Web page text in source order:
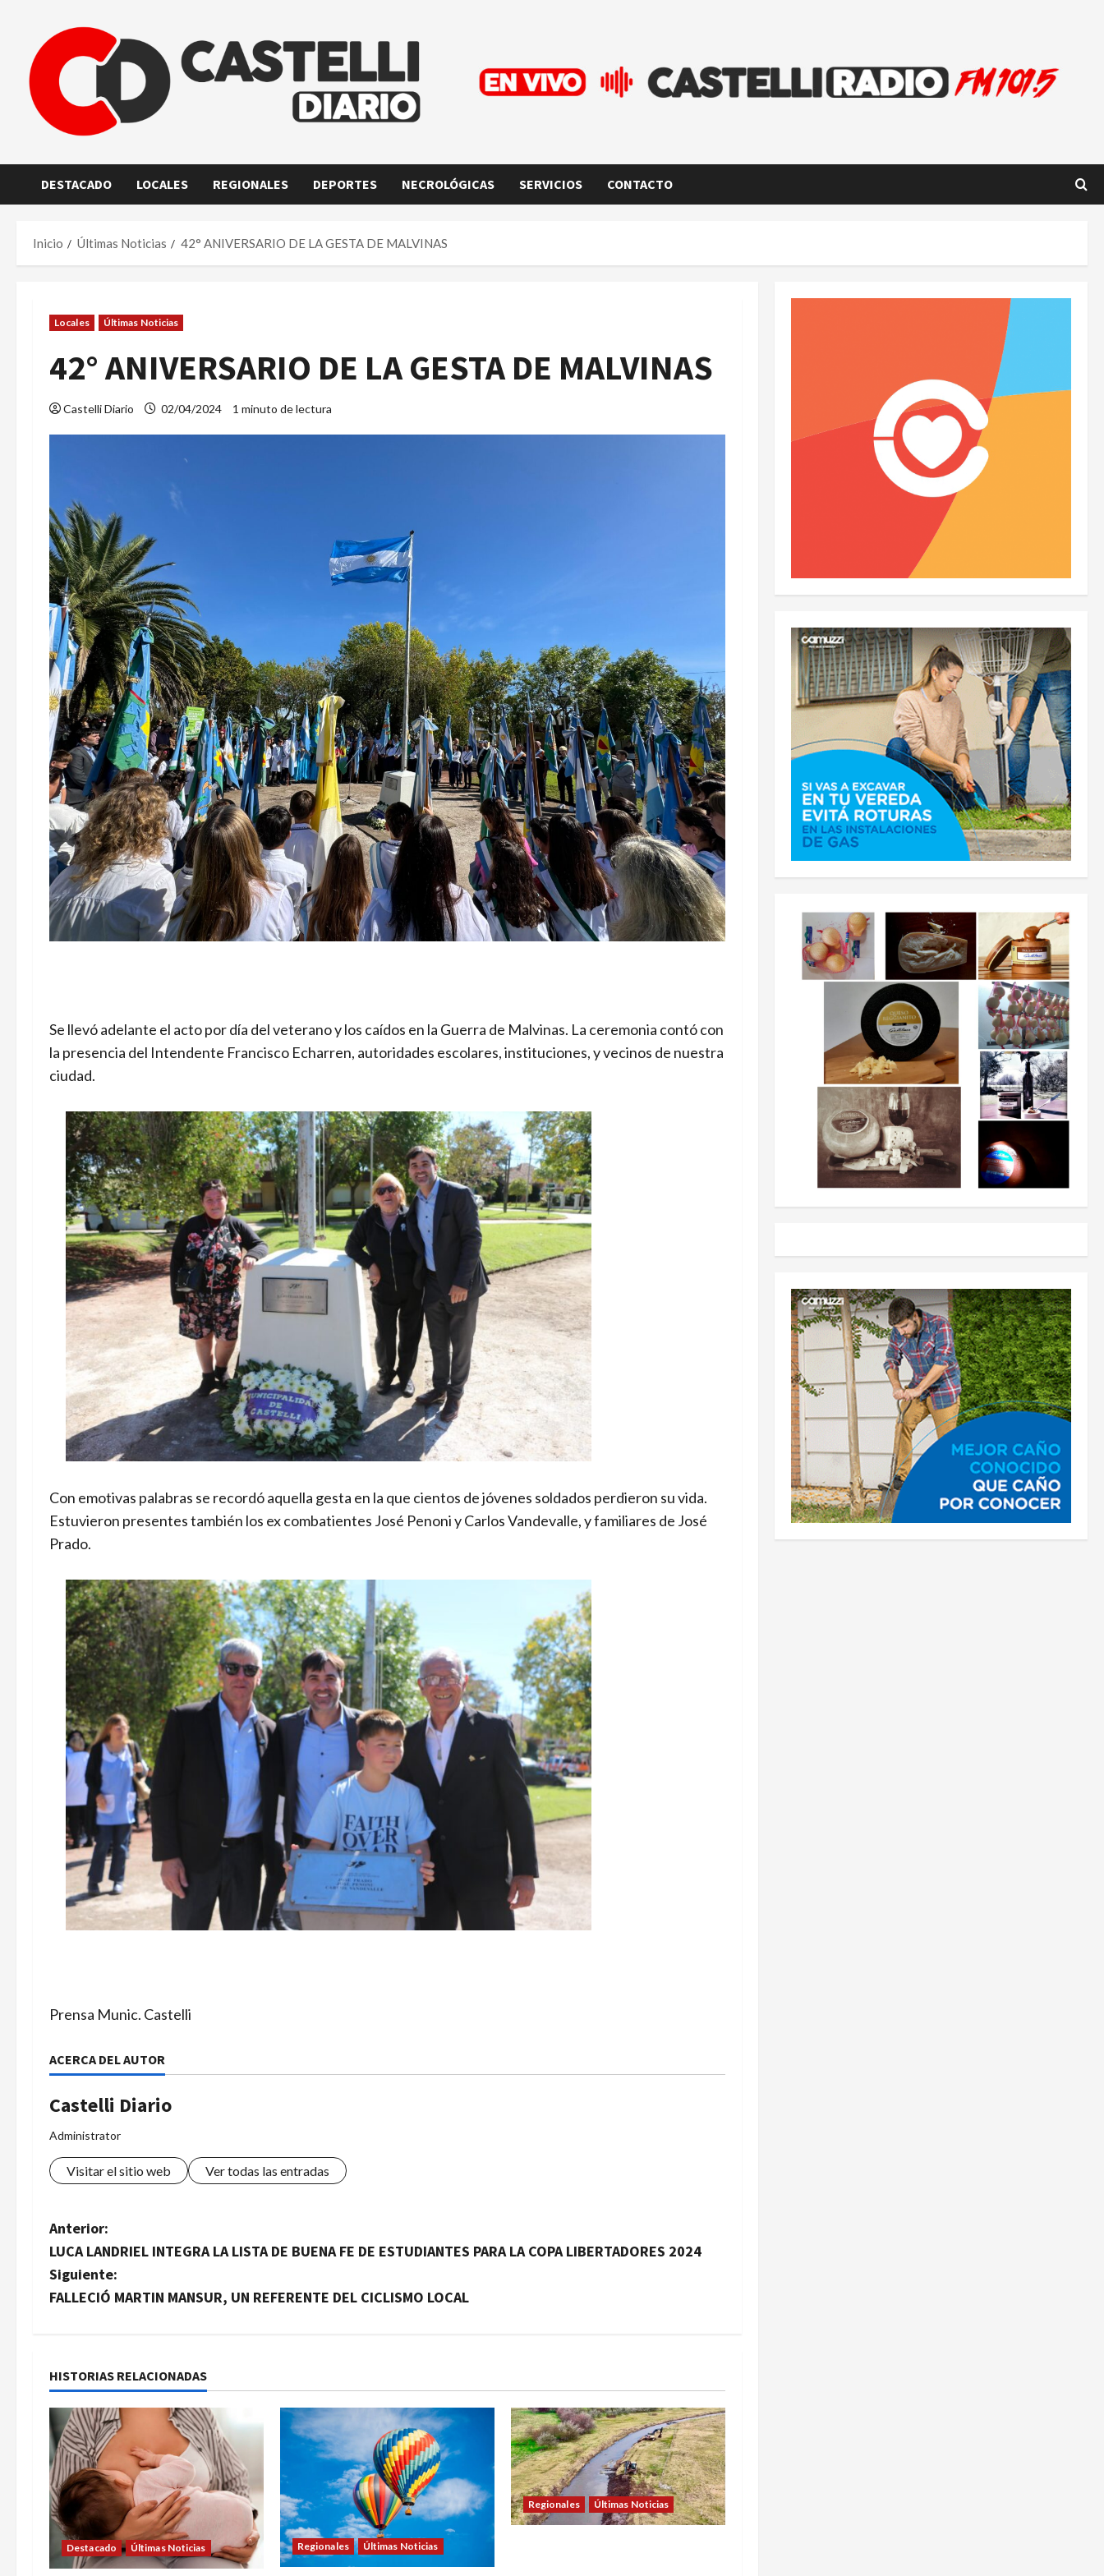
contenido
DESTACADO LOCALES REGIONALES DEPORTES NECROLÓGICAS SERVICIOS CONTACTO
Inicio Últimas Noticias 42° ANIVERSARIO DE LA GESTA DE MALVINAS
Locales Últimas Noticias
42° ANIVERSARIO DE LA GESTA DE MALVINAS
Castelli Diario 02/04/2024 1 minuto de lectura
Se llevó adelante el acto por día del veterano y los caídos en la Guerra de Malvinas. La ceremonia contó con
la presencia del Intendente Francisco Echarren, autoridades escolares, instituciones, y vecinos de nuestra
ciudad.
Con emotivas palabras se recordó aquella gesta en la que cientos de jóvenes soldados perdieron su vida.
Estuvieron presentes también los ex combatientes José Penoni y Carlos Vandevalle, y familiares de José
Prado.
Prensa Munic. Castelli
ACERCA DEL AUTOR
Castelli Diario
Administrator
Visitar el sitio web Ver todas las entradas
N
a
v
g
a
c
i
ó
n
Anterior:
LUCA LANDRIEL INTEGRA LA LISTA DE BUENA FE DE ESTUDIANTES PARA LA COPA LIBERTADORES 2024
Siguiente:
FALLECIÓ MARTIN MANSUR, UN REFERENTE DEL CICLISMO LOCAL
HISTORIAS RELACIONADAS
Destacado Últimas Noticias Regionales Últimas Noticias
Regionales Últimas Noticias